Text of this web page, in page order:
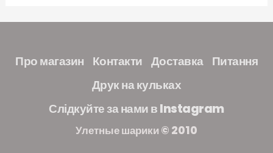
Про магазин Контакти Доставка Питання
Друк на кульках
Слідкуйте за нами в Instagram
Улетные шарики © 2010